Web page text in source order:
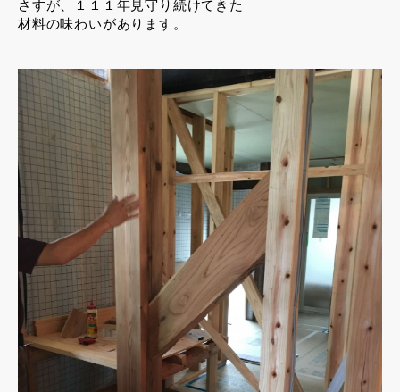
さすが、１１１年見守り続けてきた
材料の味わいがあります。